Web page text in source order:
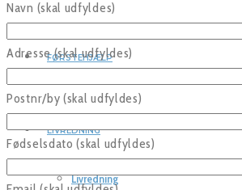
FØRSTEHJÆLP
LIVREDNING
Livredning
Navn (skal udfyldes)
Adresse (skal udfyldes)
Postnr/by (skal udfyldes)
Fødselsdato (skal udfyldes)